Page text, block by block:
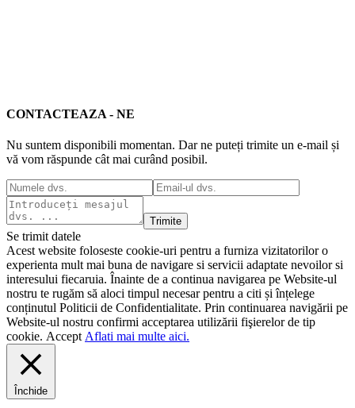
CONTACTEAZA - NE
Nu suntem disponibili momentan. Dar ne puteți trimite un e-mail și
vă vom răspunde cât mai curând posibil.
Trimite
Se trimit datele
Acest website foloseste cookie-uri pentru a furniza vizitatorilor o
experienta mult mai buna de navigare si servicii adaptate nevoilor si
interesului fiecaruia. Înainte de a continua navigarea pe Website-ul
nostru te rugăm să aloci timpul necesar pentru a citi și înțelege
conținutul Politicii de Confidentialitate. Prin continuarea navigării pe
Website-ul nostru confirmi acceptarea utilizării fişierelor de tip
cookie. Accept Aflati mai multe aici.
Închide